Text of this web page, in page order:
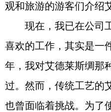
观和旅游的游客们介绍
现在，我已在公司工
喜欢的工作，其实是一
年，我对艾德莱斯绸那
过。然而，传统工艺的
也曾面临着挑战。为了